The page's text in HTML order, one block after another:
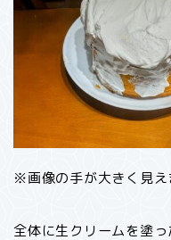
※画像の手が大きく見え
全体に生クリームを塗